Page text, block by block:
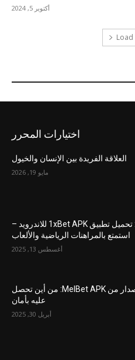
أكتوبر 5, 2024
اختيارات المحرر
العلاقة الفريدة بين الإنسان والخيول
مايو 19, 2026
عنوان: تحميل تطبيق 1xBet APK للاندرويد –
استمتع بالمراهنات الرياضية والألعاب
أغسطس 13, 2025
أحدث إصدار من MelBet APK: من أين تحصل
عليه بأمان
أبريل 30, 2025